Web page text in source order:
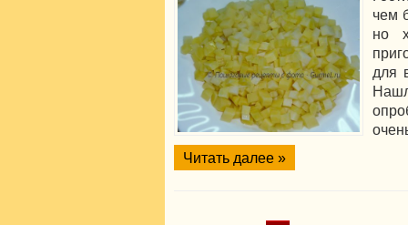
чем
но
для
Читать далее »